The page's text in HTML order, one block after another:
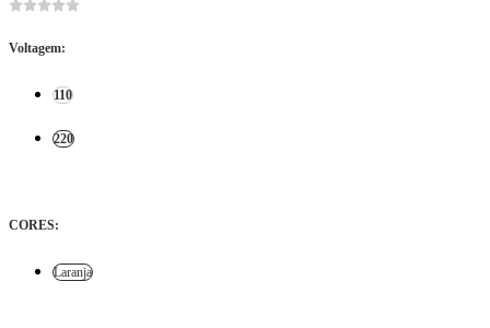
Voltagem:
110
220
CORES:
Laranja